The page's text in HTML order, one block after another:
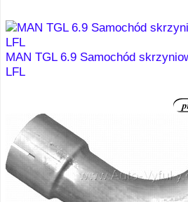
MAN TGL 6.9 Samochód
LFL